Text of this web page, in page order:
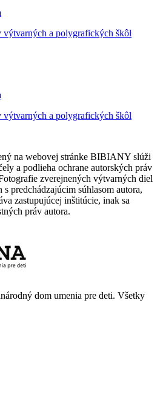
výtvarných a polygrafických škôl
výtvarných a polygrafických škôl
na webovej stránke BIBIANY slúži
a podlieha ochrane autorských práv
zverejnených výtvarných diel
predchádzajúcim súhlasom autora,
zastupujúcej inštitúcie, inak sa
práv autora.
dom umenia pre deti. Všetky